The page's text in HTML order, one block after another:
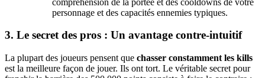
personnage et des capacités ennemies typiques.
3. Le secret des pros : Un avantage contre-intuitif
La plupart des joueurs pensent que chasser constamment les kills
est la meilleure façon de jouer. Ils ont tort. Le véritable secret pour